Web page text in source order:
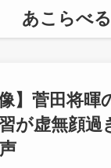
あこらべる
像】菅田将
が虚無顔過